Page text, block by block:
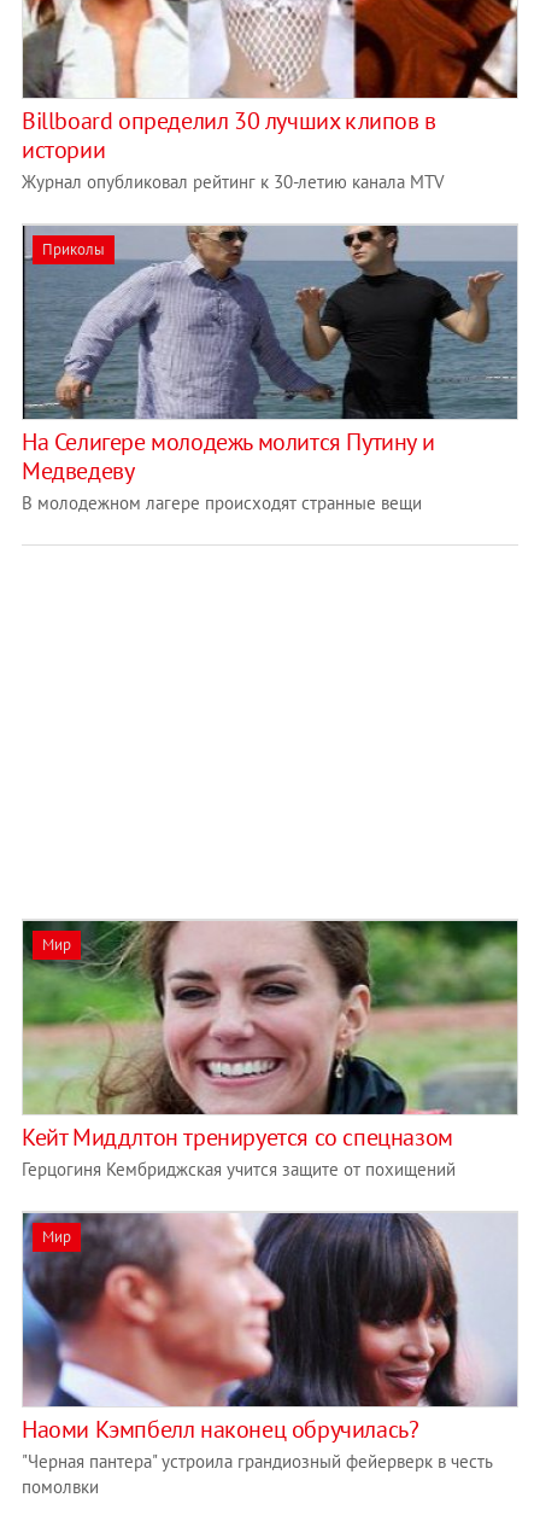
Billboard определил 30 лучших клипов в
истории
Журнал опубликовал рейтинг к 30-летию канала MTV
Приколы
На Селигере молодежь молится Путину и
Медведеву
В молодежном лагере происходят странные вещи
Мир
Кейт Миддлтон тренируется со спецназом
Герцогиня Кембриджская учится защите от похищений
Мир
Наоми Кэмпбелл наконец обручилась?
"Черная пантера" устроила грандиозный фейерверк в честь
помолвки